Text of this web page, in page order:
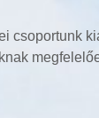
csoportunk